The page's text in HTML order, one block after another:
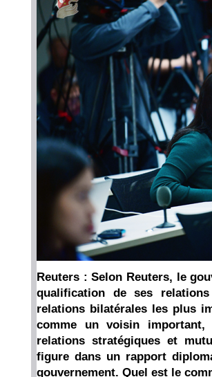
Reuters : Selon Reuters, le
qualification de ses
relations bilatérales les plus
comme un voisin
relations stratégiques et
figure dans un rapport
gouvernement. Quel est le